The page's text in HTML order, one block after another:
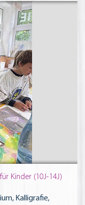
Kinder (10J-14J)
Kalligrafie,